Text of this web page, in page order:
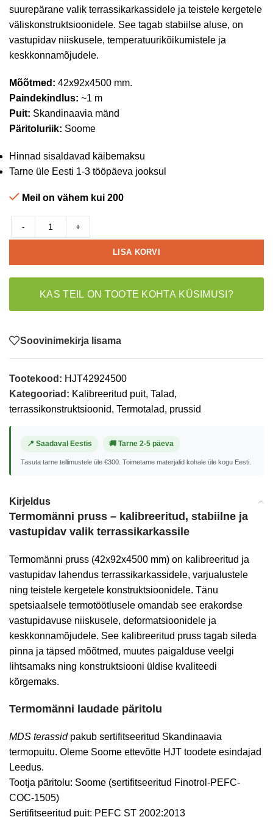
suurepärane valik terrassikarkassidele ja teistele kergetele
väliskonstruktsioonidele. See tagab stabiilse aluse, on
vastupidav niiskusele, temperatuurikõikumistele ja
keskkonnamõjudele.
Mõõtmed: 42x92x4500 mm.
Paindekindlus: ~1 m
Puit: Skandinaavia mänd
Päritoluriik: Soome
Hinnad sisaldavad käibemaksu
Tarne üle Eesti 1-3 tööpäeva jooksul
Meil on vähem kui 200
- +
LISA KORVI
KAS TEIL ON TOOTE KOHTA KÜSIMUSI?
Soovinimekirja lisama
Tootekood: HJT42924500
Kategooriad: Kalibreeritud puit, Talad,
terrassikonstruktsioonid, Termotalad, prussid
📍 Saadaval Eestis 🚚 Tarne 2-5 päeva
Tasuta tarne tellimustele üle €300. Toimetame materjalid kohale üle kogu Eesti.
Kirjeldus
Termomänni pruss – kalibreeritud, stabiilne ja
vastupidav valik terrassikarkassile
Termomänni pruss (42x92x4500 mm) on kalibreeritud ja
vastupidav lahendus terrassikarkassidele, varjualustele
ning teistele kergetele konstruktsioonidele. Tänu
spetsiaalsele termotöötlusele omandab see erakordse
vastupidavuse niiskusele, deformatsioonidele ja
keskkonnamõjudele. See kalibreeritud pruss tagab sileda
pinna ja täpsed mõõtmed, muutes paigalduse veelgi
lihtsamaks ning konstruktsiooni üldise kvaliteedi
kõrgemaks.
Termomänni laudade päritolu
MDS terassidpakub sertifitseeritud Skandinaavia
termopuitu. Oleme Soome ettevõtte HJT toodete esindajad
Leedus.
Tootja päritolu: Soome (sertifitseeritud Finotrol-PEFC-
COC-1505)
Sertifitseeritud puit: PEFC ST 2002:2013